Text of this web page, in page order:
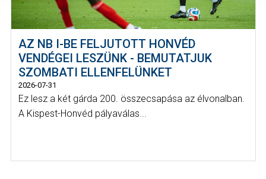
AZ NB I-BE FELJUTOTT HONVÉD
VENDÉGEI LESZÜNK - BEMUTATJUK
SZOMBATI ELLENFELÜNKET
2026-07-31
Ez lesz a két gárda 200. összecsapása az élvonalban.
A Kispest-Honvéd pályaválas...